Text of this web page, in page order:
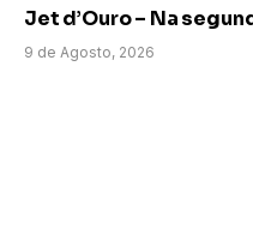
Jet d’Ouro – Na
9 de Agosto, 2026